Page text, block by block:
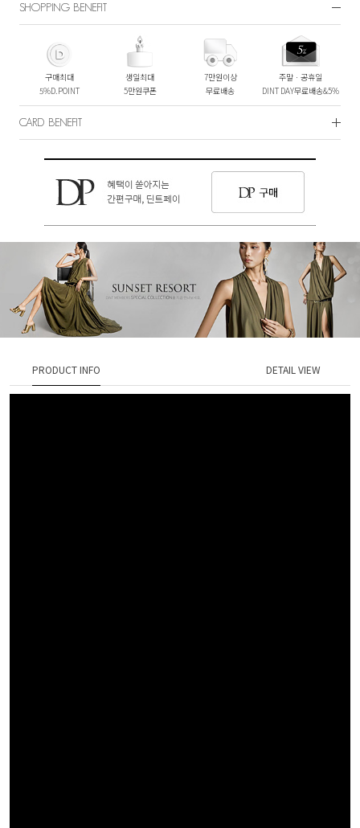
SHOPPING BENEFIT
구매최대
5%D.POINT
생일최대
5만원쿠폰
7만원이상
무료배송
주말ㆍ공휴일
DINT DAY무료배송&5%
CARD BENEFIT
PRODUCT INFO DETAIL VIEW